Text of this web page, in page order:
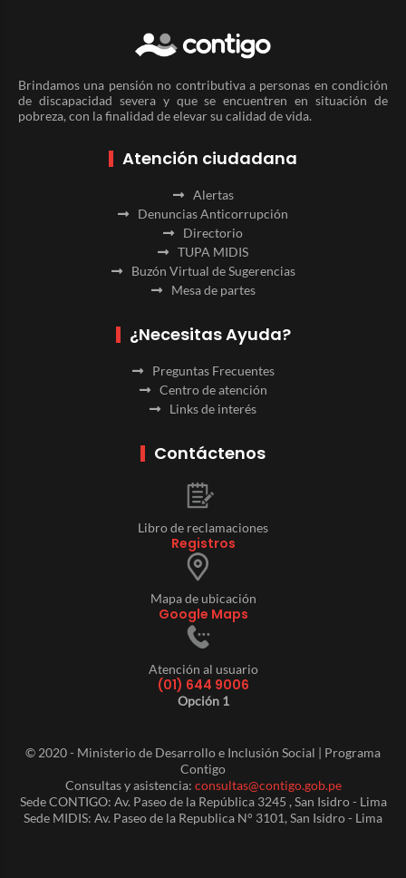
Brindamos una pensión no contributiva a personas en condición
de discapacidad severa y que se encuentren en situación de
pobreza, con la finalidad de elevar su calidad de vida.
Atención ciudadana
Alertas
Denuncias Anticorrupción
Directorio
TUPA MIDIS
Buzón Virtual de Sugerencias
Mesa de partes
¿Necesitas Ayuda?
Preguntas Frecuentes
Centro de atención
Links de interés
Contáctenos
Libro de reclamaciones
Registros
Mapa de ubicación
Google Maps
Atención al usuario
(01) 644 9006
Opción 1
© 2020 - Ministerio de Desarrollo e Inclusión Social | Programa
Contigo
Consultas y asistencia: consultas@contigo.gob.pe
Sede CONTIGO: Av. Paseo de la República 3245 , San Isidro - Lima
Sede MIDIS: Av. Paseo de la Republica N° 3101, San Isidro - Lima